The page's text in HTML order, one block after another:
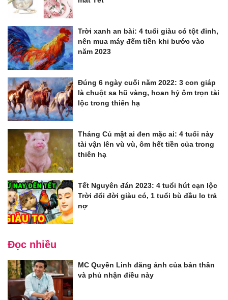
Trời xanh an bài: 4 tuổi giàu có tột đỉnh,
nên mua máy đếm tiền khi bước vào
năm 2023
Đúng 6 ngày cuối năm 2022: 3 con giáp
là chuột sa hũ vàng, hoan hỷ ôm trọn tài
lộc trong thiên hạ
Tháng Củ mật ai đen mặc ai: 4 tuổi này
tài vận lên vù vù, ôm hết tiền của trong
thiên hạ
Tết Nguyên đán 2023: 4 tuổi hút cạn lộc
Trời đổi đời giàu có, 1 tuổi bù đầu lo trả
nợ
Đọc nhiều
MC Quyền Linh đăng ảnh của bản thân
và phủ nhận điều này